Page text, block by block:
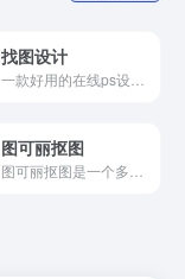
找图设计
图可丽抠图